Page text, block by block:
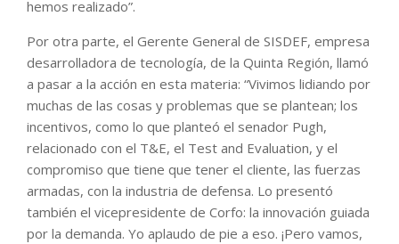
hemos realizado”.
Por otra parte, el Gerente General de SISDEF, empresa
desarrolladora de tecnología, de la Quinta Región, llamó
a pasar a la acción en esta materia: “Vivimos lidiando por
muchas de las cosas y problemas que se plantean; los
incentivos, como lo que planteó el senador Pugh,
relacionado con el T&E, el Test and Evaluation, y el
compromiso que tiene que tener el cliente, las fuerzas
armadas, con la industria de defensa. Lo presentó
también el vicepresidente de Corfo: la innovación guiada
por la demanda. Yo aplaudo de pie a eso. ¡Pero vamos,